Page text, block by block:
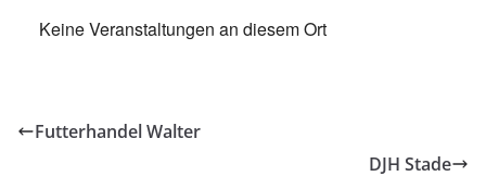
Keine Veranstaltungen an diesem Ort
Futterhandel Walter
DJH Stade